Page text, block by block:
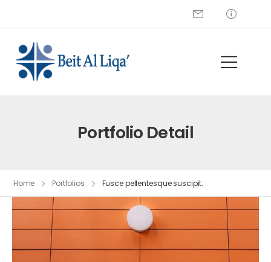
Portfolio Detail
Home Portfolios Fusce pellentesque suscipit.